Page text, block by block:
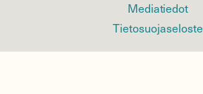
Mediatiedot
Tietosuojaseloste